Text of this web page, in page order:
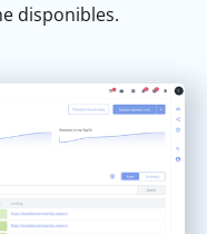
disponibles.